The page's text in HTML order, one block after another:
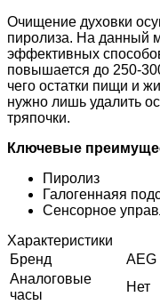
Очищение духовки
пиролиза. На данный
эффективных
повышается до 250-
чего остатки пищи и
нужно лишь удалить
тряпочки.
Ключевые
Пиролиз
Галогеннаяя
Сенсорное
Характеристики
Бренд
AEG
Аналоговые
часы
Нет